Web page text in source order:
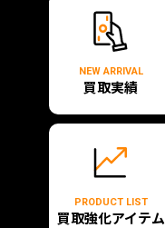
NEW ARRIVAL
買取実績
PRODUCT LIST
買取強化アイテム